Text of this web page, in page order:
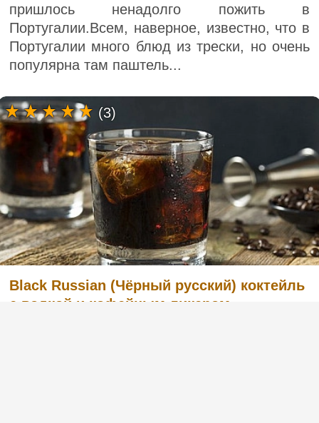
пришлось ненадолго пожить в
Португалии.Всем, наверное, известно, что в
Португалии много блюд из трески, но очень
популярна там паштель...
Black Russian (Чёрный русский) коктейль
с водкой и кофейным ликером
(3)